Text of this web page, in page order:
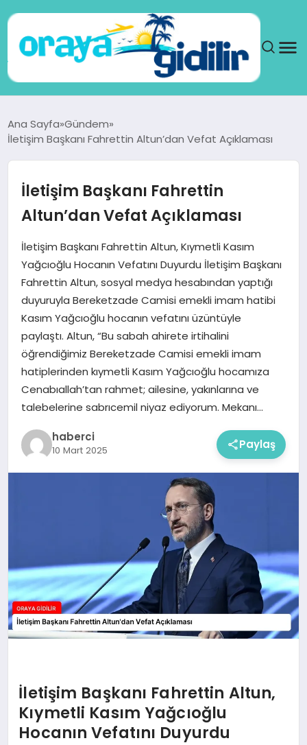
SAĞLIK
DÜNYA
SEYAHAT
TEKNOLOJI
YAŞAM
Ana Sayfa Gündem
İletişim Başkanı Fahrettin Altun’dan Vefat Açıklaması
İletişim Başkanı Fahrettin
Altun’dan Vefat Açıklaması
İletişim Başkanı Fahrettin Altun, Kıymetli Kasım
Yağcıoğlu Hocanın Vefatını Duyurdu İletişim Başkanı
Fahrettin Altun, sosyal medya hesabından yaptığı
duyuruyla Bereketzade Camisi emekli imam hatibi
Kasım Yağcıoğlu hocanın vefatını üzüntüyle
paylaştı. Altun, “Bu sabah ahirete irtihalini
öğrendiğimiz Bereketzade Camisi emekli imam
hatiplerinden kıymetli Kasım Yağcıoğlu hocamıza
Cenabıallah’tan rahmet; ailesine, yakınlarına ve
talebelerine sabrıcemil niyaz ediyorum. Mekanı…
haberci
10 Mart 2025 Paylaş
İletişim Başkanı Fahrettin Altun,
Kıymetli Kasım Yağcıoğlu
Hocanın Vefatını Duyurdu